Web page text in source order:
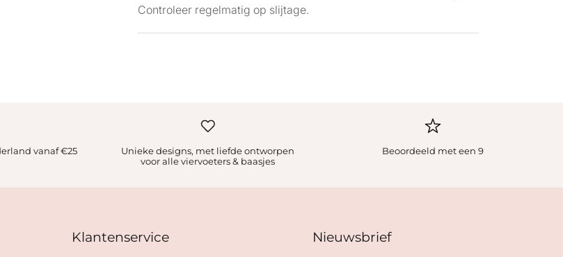
Controleer regelmatig op slijtage.
vanaf €25
Unieke designs, met liefde ontworpen
voor alle viervoeters & baasjes
Beoordeeld met een 9
Klantenservice Nieuwsbrief